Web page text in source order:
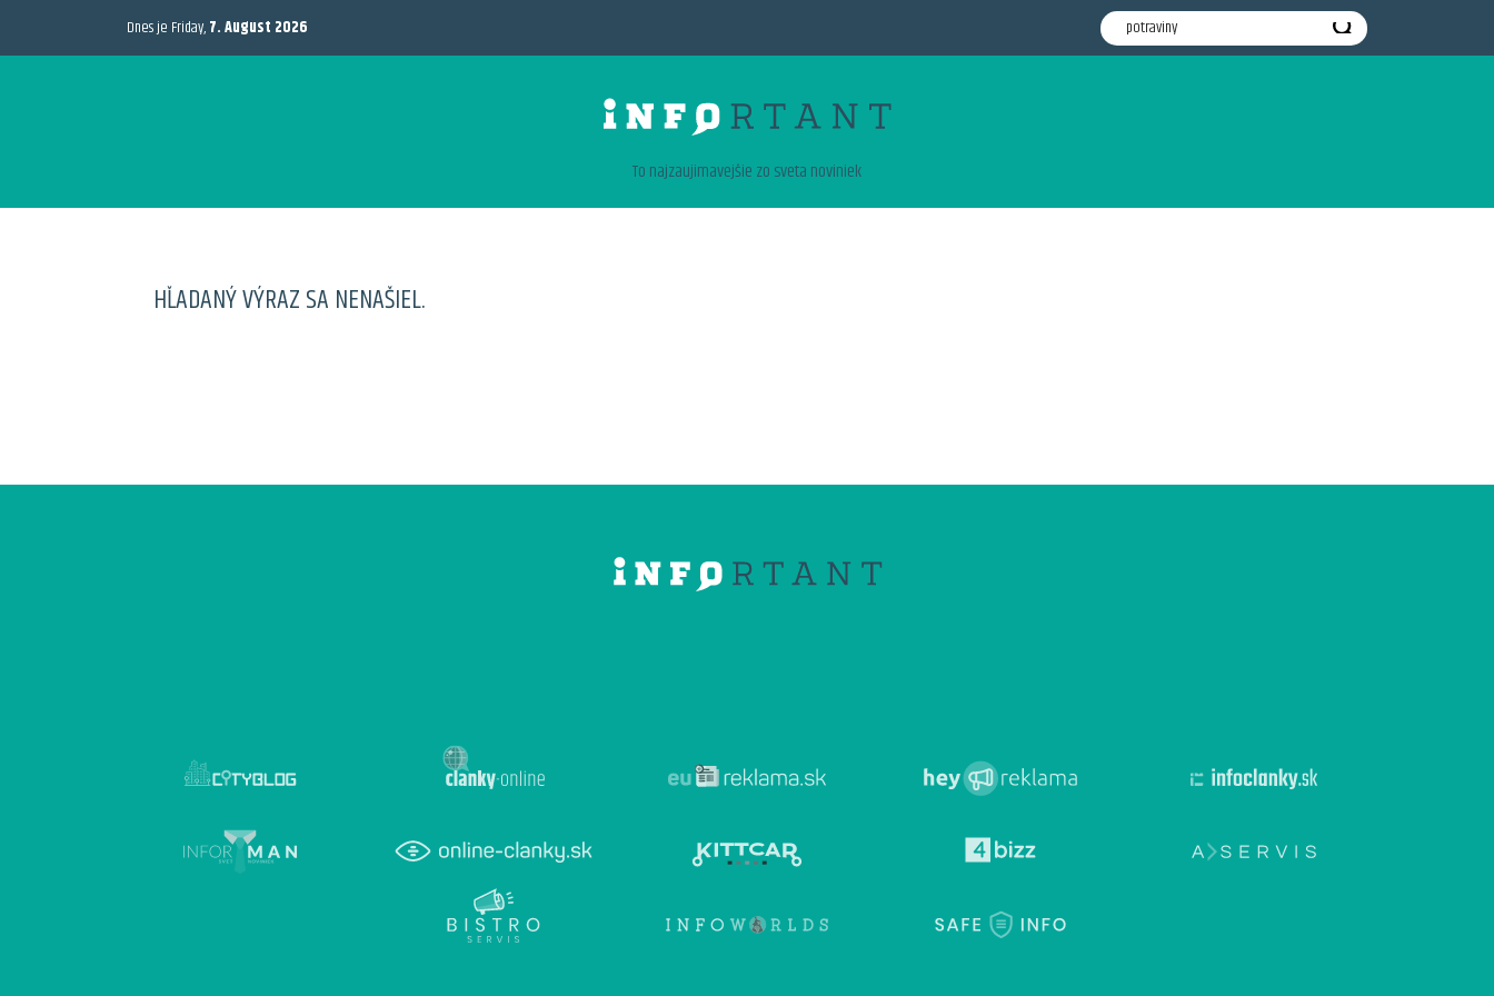
Dnes je Friday,7. August 2026
To najzaujimavejšie zo sveta noviniek
HĽADANÝ VÝRAZ SA NENAŠIEL.